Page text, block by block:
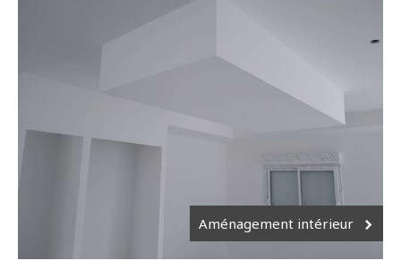
Aménagement intérieur